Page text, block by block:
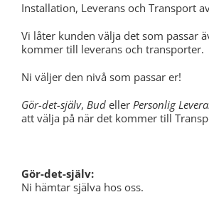
Installation, Leverans och Transport
Vi låter kunden välja det som passar
kommer till leverans och transporter.
Ni väljer den nivå som passar er!
Gör-det-själv, Bud eller Personlig
att välja på när det kommer till
Gör-det-själv:
Ni hämtar själva hos oss.